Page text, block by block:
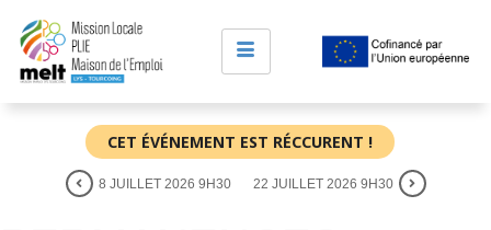
CET ÉVÉNEMENT EST RÉCCURENT !
8 JUILLET 2026 9H30 22 JUILLET 2026 9H30